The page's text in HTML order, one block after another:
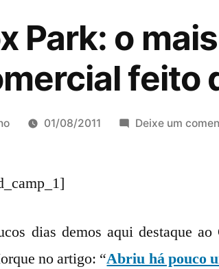
Park: o
feito
01/08/2011 Deixe um
dias demos aqui destaque
no artigo: “Abriu há pouco